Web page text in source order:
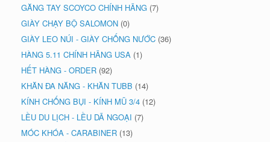
GĂNG TAY SCOYCO CHÍNH HÃNG (7)
GIÀY CHẠY BỘ SALOMON (0)
GIÀY LEO NÚI - GIÀY CHỐNG NƯỚC (36)
HÀNG 5.11 CHÍNH HÃNG USA (1)
HẾT HÀNG - ORDER (92)
KHĂN ĐA NĂNG - KHĂN TUBB (14)
KÍNH CHỐNG BỤI - KÍNH MŨ 3/4 (12)
LỀU DU LỊCH - LỀU DÃ NGOẠI (7)
MÓC KHÓA - CARABINER (13)